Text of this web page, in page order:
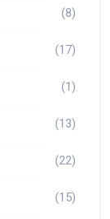
(8)
(17)
(1)
(13)
(22)
(15)